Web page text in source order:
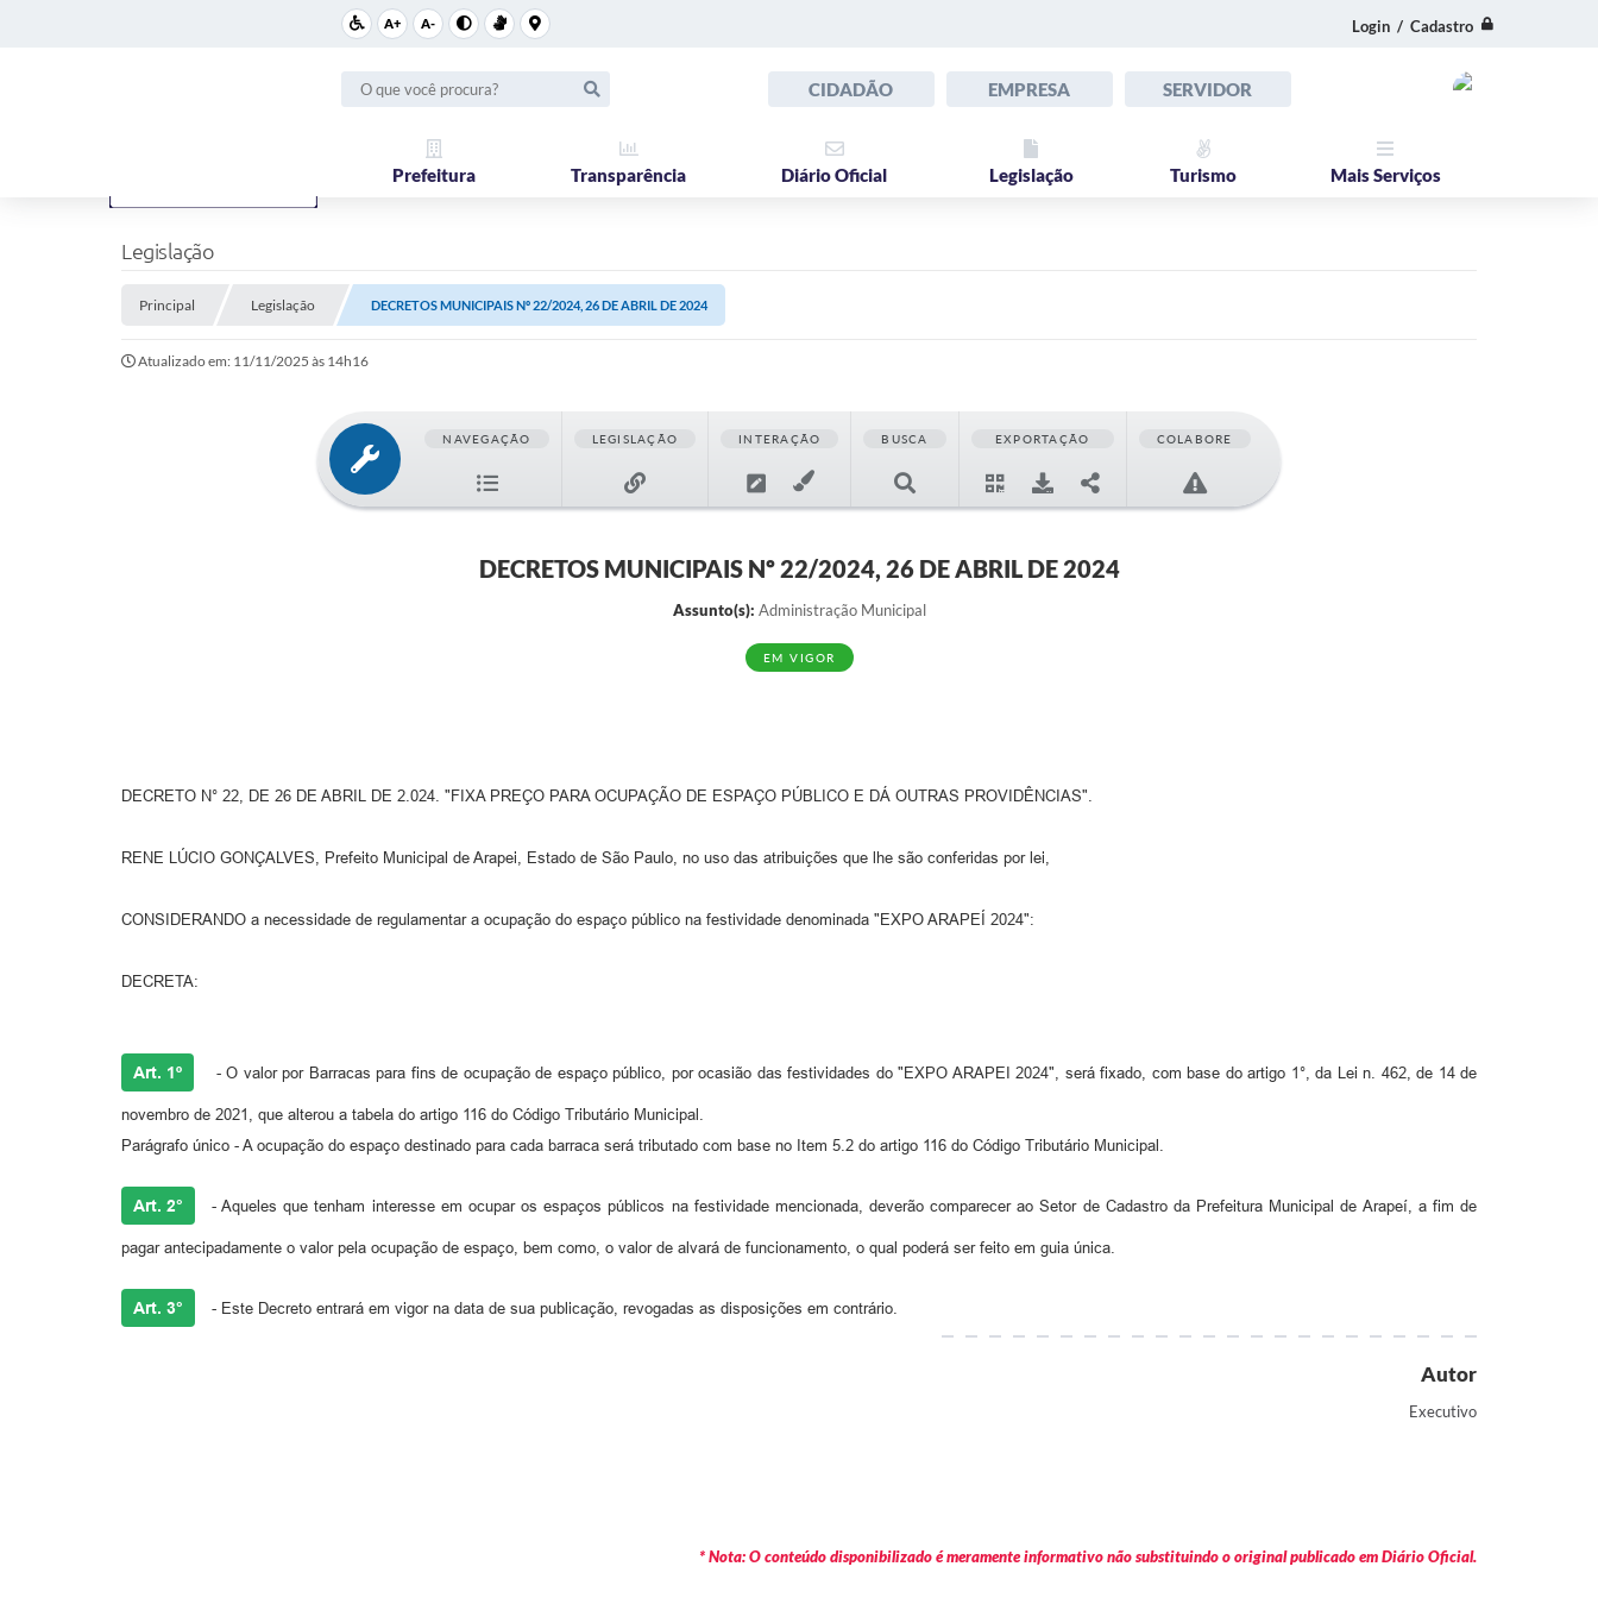
Login / Cadastro
A+ A-
CIDADÃO EMPRESA SERVIDOR
Prefeitura Transparência Diário Oficial Legislação Turismo Mais Serviços
Legislação
Principal Legislação DECRETOS MUNICIPAIS Nº 22/2024, 26 DE ABRIL DE 2024
Atualizado em: 11/11/2025 às 14h16
NAVEGAÇÃO LEGISLAÇÃO INTERAÇÃO BUSCA EXPORTAÇÃO COLABORE
DECRETOS MUNICIPAIS Nº 22/2024, 26 DE ABRIL DE 2024
Assunto(s): Administração Municipal
EM VIGOR
DECRETO N° 22, DE 26 DE ABRIL DE 2.024. "FIXA PREÇO PARA OCUPAÇÃO DE ESPAÇO PÚBLICO E DÁ OUTRAS PROVIDÊNCIAS".
RENE LÚCIO GONÇALVES, Prefeito Municipal de Arapei, Estado de São Paulo, no uso das atribuições que lhe são conferidas por lei,
CONSIDERANDO a necessidade de regulamentar a ocupação do espaço público na festividade denominada "EXPO ARAPEÍ 2024":
DECRETA:
Art. 1º - O valor por Barracas para fins de ocupação de espaço público, por ocasião das festividades do "EXPO ARAPEI 2024", será fixado, com base do artigo 1°, da Lei n. 462, de 14 de
novembro de 2021, que alterou a tabela do artigo 116 do Código Tributário Municipal.
Parágrafo único - A ocupação do espaço destinado para cada barraca será tributado com base no Item 5.2 do artigo 116 do Código Tributário Municipal.
Art. 2° - Aqueles que tenham interesse em ocupar os espaços públicos na festividade mencionada, deverão comparecer ao Setor de Cadastro da Prefeitura Municipal de Arapeí, a fim de
pagar antecipadamente o valor pela ocupação de espaço, bem como, o valor de alvará de funcionamento, o qual poderá ser feito em guia única.
Art. 3° - Este Decreto entrará em vigor na data de sua publicação, revogadas as disposições em contrário.
Autor
Executivo
* Nota: O conteúdo disponibilizado é meramente informativo não substituindo o original publicado em Diário Oficial.